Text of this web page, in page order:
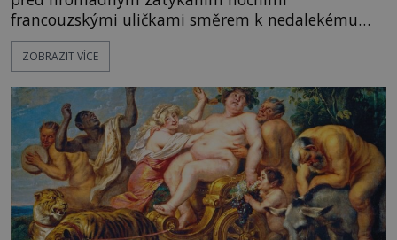
francouzskými uličkami směrem k nedalekému
přístavu. Jeden z nich má přes ramena ranec s
tajemným obsahem. Kapitán lodi už na ně čeká.
vyplouváme,“ sdělí jim. „Kam máme namířeno,
kapitáne?“ zeptá se ho jeden z templářů. „Do Sk
ZOBRAZIT VÍCE